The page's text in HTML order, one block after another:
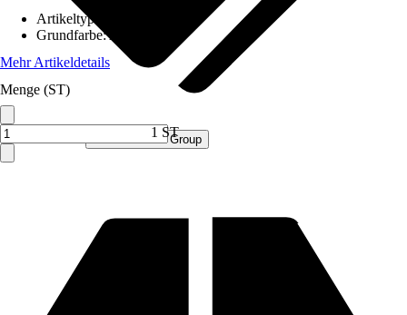
Verkauf durch: Procommerce Group
Artikeltyp
Grundfarbe:Anthrazit
Mehr Artikeldetails
Menge (ST)
1 ST